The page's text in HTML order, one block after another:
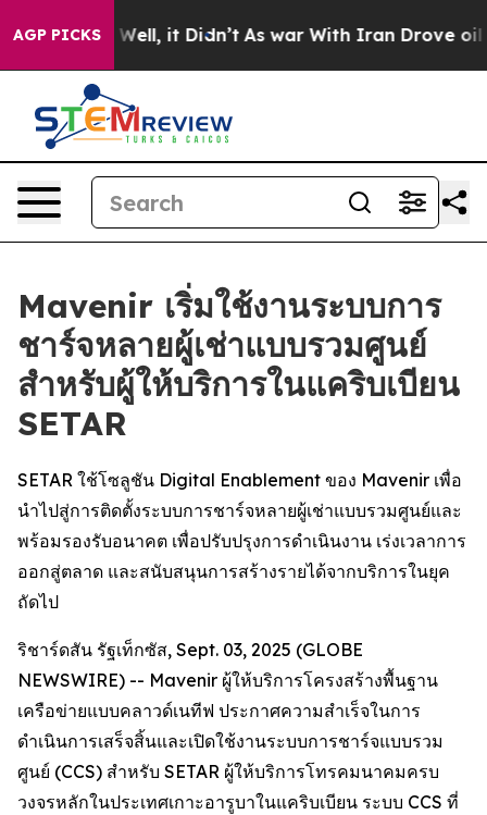
AGP PICKS
40%. Well, it Didn’t As war With Iran Drove oil
Mavenir เริ่มใช้งานระบบการ
ชาร์จหลายผู้เช่าแบบรวมศูนย์
สำหรับผู้ให้บริการในแคริบเบียน
SETAR
SETAR ใช้โซลูชัน Digital Enablement ของ Mavenir เพื่อ
นำไปสู่การติดตั้งระบบการชาร์จหลายผู้เช่าแบบรวมศูนย์และ
พร้อมรองรับอนาคต เพื่อปรับปรุงการดำเนินงาน เร่งเวลาการ
ออกสู่ตลาด และสนับสนุนการสร้างรายได้จากบริการในยุค
ถัดไป
ริชาร์ดสัน รัฐเท็กซัส, Sept. 03, 2025 (GLOBE
NEWSWIRE) -- Mavenir ผู้ให้บริการโครงสร้างพื้นฐาน
เครือข่ายแบบคลาวด์เนทีฟ ประกาศความสำเร็จในการ
ดำเนินการเสร็จสิ้นและเปิดใช้งานระบบการชาร์จแบบรวม
ศูนย์ (CCS) สำหรับ SETAR ผู้ให้บริการโทรคมนาคมครบ
วงจรหลักในประเทศเกาะอารูบาในแคริบเบียน ระบบ CCS ที่